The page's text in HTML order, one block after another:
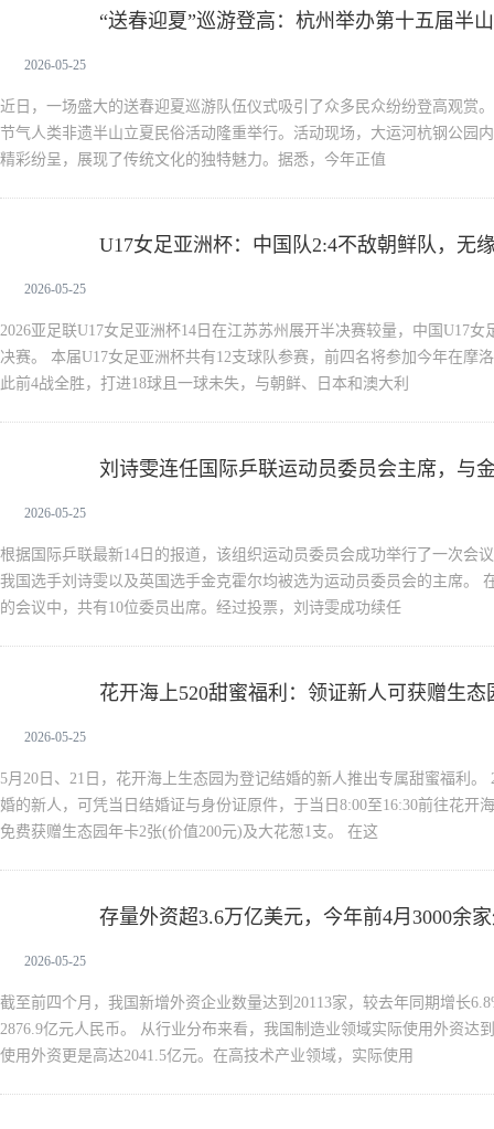
“送春迎夏”巡游登高：杭州举办第十五届半
2026-05-25
近日，一场盛大的送春迎夏巡游队伍仪式吸引了众多民众纷纷登高观赏
节气人类非遗半山立夏民俗活动隆重举行。活动现场，大运河杭钢公园
精彩纷呈，展现了传统文化的独特魅力。据悉，今年正值
U17女足亚洲杯：中国队2:4不敌朝鲜队，无
2026-05-25
2026亚足联U17女足亚洲杯14日在江苏苏州展开半决赛较量，中国U17
决赛。 本届U17女足亚洲杯共有12支球队参赛，前四名将参加今年在摩
此前4战全胜，打进18球且一球未失，与朝鲜、日本和澳大利
刘诗雯连任国际乒联运动员委员会主席，与
2026-05-25
根据国际乒联最新14日的报道，该组织运动员委员会成功举行了一次会
我国选手刘诗雯以及英国选手金克霍尔均被选为运动员委员会的主席。
的会议中，共有10位委员出席。经过投票，刘诗雯成功续任
花开海上520甜蜜福利：领证新人可获赠生态
2026-05-25
5月20日、21日，花开海上生态园为登记结婚的新人推出专属甜蜜福利。
婚的新人，可凭当日结婚证与身份证原件，于当日8:00至16:30前往花开
免费获赠生态园年卡2张(价值200元)及大花葱1支。 在这
存量外资超3.6万亿美元，今年前4月3000余
2026-05-25
截至前四个月，我国新增外资企业数量达到20113家，较去年同期增长
2876.9亿元人民币。 从行业分布来看，我国制造业领域实际使用外资达
使用外资更是高达2041.5亿元。在高技术产业领域，实际使用